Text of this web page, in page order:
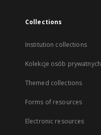
Collections
Institution collections
Kolekcje osób prywatnych
Themed collections
Forms of resources
Electronic resources